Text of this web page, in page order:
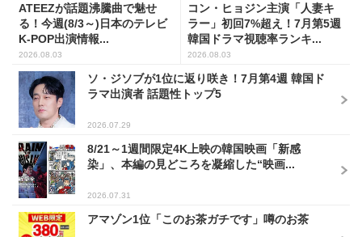
ATEEZが話題沸騰曲で魅せ
る！今週(8/3～)日本のテレビ
K-POP出演情報...
2026.08.03
コン・ヒョジン主演「人妻キ
ラー」初回7%超え！7月第5週
韓国ドラマ視聴率ランキ...
2026.08.03
ソ・ジソブが1位に返り咲き！7月第4週 韓国ド
ラマ出演者 話題性トップ5
2026.07.29
8/21～1週間限定4K上映の韓国映画「新感
染」、本編の見どころを凝縮した“映画...
2026.07.31
アマゾン1位「このお茶ガチです」噂のお茶